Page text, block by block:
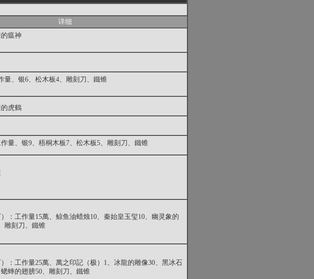
详细
瘟神
量、银6、松木板4、雕刻刀、鐵锥
虎鶴
作量、银9、梧桐木板7、松木板5、雕刻刀、鐵锥
）：工作量15萬、鲸鱼油蜡烛10、秦始皇玉玺10、幽灵象的
雕刻刀、鐵锥
）：工作量25萬、萬之印記（极）1、冰龍的雕像30、黑冰石
蟀的翅膀50、雕刻刀、鐵锥